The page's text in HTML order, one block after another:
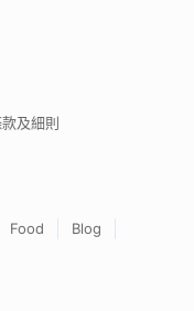
及細則
Food
Blog